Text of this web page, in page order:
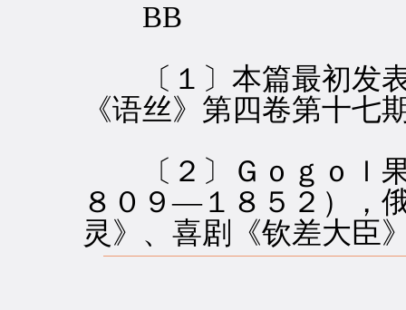
BB
〔１〕本篇最初发表
《语丝》第四卷第十七
〔２〕Ｇｏｇｏｌ果
８０９—１８５２），
灵》、喜剧《钦差大臣